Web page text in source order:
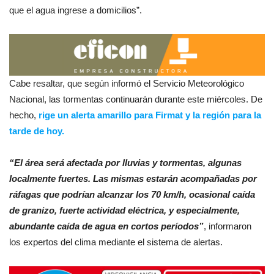
que el agua ingrese a domicilios”.
Cabe resaltar, que según informó el Servicio Meteorológico
Nacional, las tormentas continuarán durante este miércoles. De
hecho, rige un alerta amarillo para Firmat y la región para la
tarde de hoy.
“El área será afectada por lluvias y tormentas, algunas
localmente fuertes. Las mismas estarán acompañadas por
ráfagas que podrían alcanzar los 70 km/h, ocasional caída
de granizo, fuerte actividad eléctrica, y especialmente,
abundante caída de agua en cortos períodos”, informaron
los expertos del clima mediante el sistema de alertas.